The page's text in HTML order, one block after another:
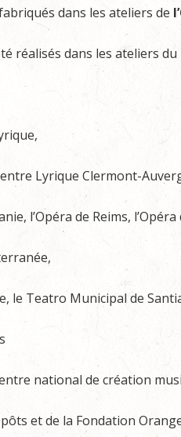
dans les ateliers de
réalisés dans les ateliers du
Lyrique Clermont-
l’Opéra de Reims, l’Opéra
le Teatro Municipal de
national de création
et de la Fondation